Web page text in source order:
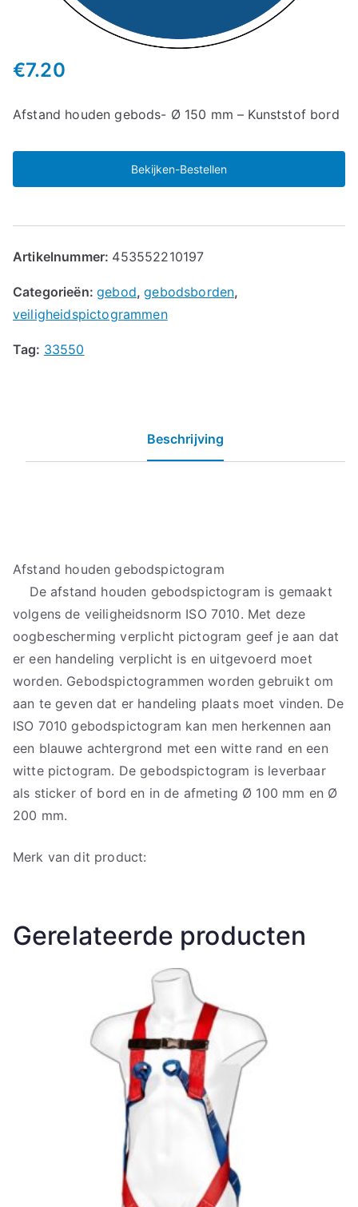
€7.20
Afstand houden gebods- Ø 150 mm – Kunststof bord
Bekijken-Bestellen
Artikelnummer: 453552210197
Categorieën:gebod,gebodsborden,
veiligheidspictogrammen
Tag: 33550
Beschrijving
Afstand houden gebodspictogram
De afstand houden gebodspictogram is gemaakt
volgens de veiligheidsnorm ISO 7010. Met deze
oogbescherming verplicht pictogram geef je aan dat
er een handeling verplicht is en uitgevoerd moet
worden. Gebodspictogrammen worden gebruikt om
aan te geven dat er handeling plaats moet vinden. De
ISO 7010 gebodspictogram kan men herkennen aan
een blauwe achtergrond met een witte rand en een
witte pictogram. De gebodspictogram is leverbaar
als sticker of bord en in de afmeting Ø 100 mm en Ø
200 mm.
Merk van dit product:
Gerelateerde producten